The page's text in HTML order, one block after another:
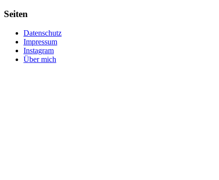
Seiten
Datenschutz
Impressum
Instagram
Über mich